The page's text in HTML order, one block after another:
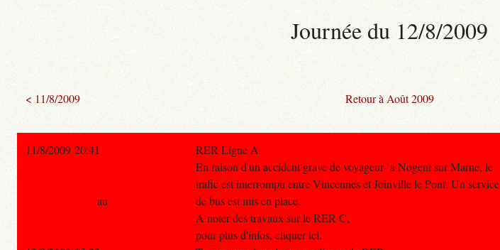
Journée du 12/8/2009
< 11/8/2009 Retour à Août 2009
11/8/2009 20:41
RER Ligne A
En raison d'un accident grave de voyageur `a Nogent sur Marne, le
trafic est interrompu entre Vincennes et Joinville le Pont. Un service
de bus est mis en place.
A noter des travaux sur le RER C,
pour plus d'infos, cliquer ici.
au